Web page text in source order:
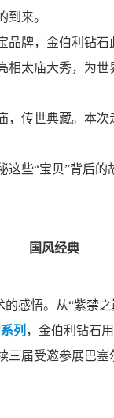
到来。
品牌，金伯利钻
相太庙大秀，为
，传世典藏。本次
这些“宝贝”背后
国风经典
感悟。从“紫禁之
列 ，金伯利钻石
三届受邀参展巴